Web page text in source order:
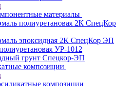
материалы
полиуретановая 2К СпецКор
эпоксидная 2К СпецКор ЭП
УР-1012
грунт Спецкор-ЭП
композиции
композиции